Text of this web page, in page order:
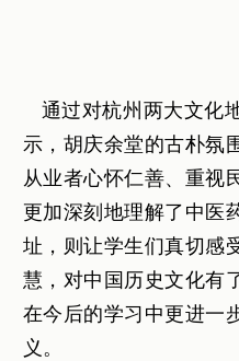
通过对杭州两大文化
示，胡庆余堂的古朴氛
从业者心怀仁善、重视
更加深刻地理解了中医
址，则让学生们真切感
慧，对中国历史文化有
在今后的学习中更进一
义。